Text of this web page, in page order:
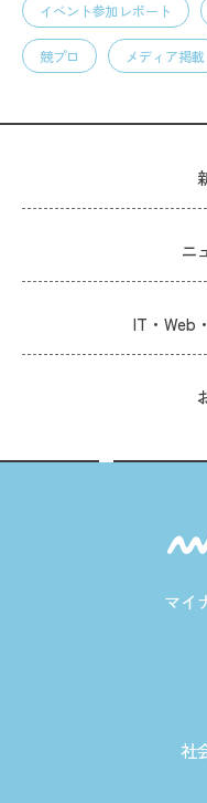
イベント参加レポート
競プロ メディア掲載
ニ
IT・Web
マイ
社